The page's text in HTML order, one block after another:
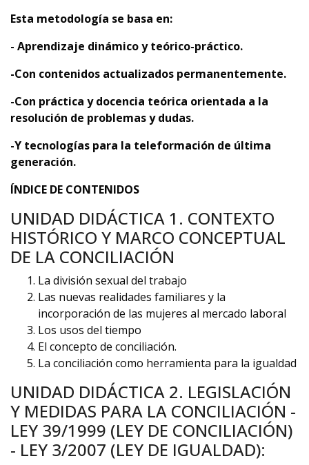
Esta metodología se basa en:
- Aprendizaje dinámico y teórico-práctico.
-Con contenidos actualizados permanentemente.
-Con práctica y docencia teórica orientada a la
resolución de problemas y dudas.
-Y tecnologías para la teleformación de última
generación.
ÍNDICE DE CONTENIDOS
UNIDAD DIDÁCTICA 1. CONTEXTO
HISTÓRICO Y MARCO CONCEPTUAL
DE LA CONCILIACIÓN
La división sexual del trabajo
Las nuevas realidades familiares y la
incorporación de las mujeres al mercado laboral
Los usos del tiempo
El concepto de conciliación.
La conciliación como herramienta para la igualdad
UNIDAD DIDÁCTICA 2. LEGISLACIÓN
Y MEDIDAS PARA LA CONCILIACIÓN -
LEY 39/1999 (LEY DE CONCILIACIÓN)
- LEY 3/2007 (LEY DE IGUALDAD):